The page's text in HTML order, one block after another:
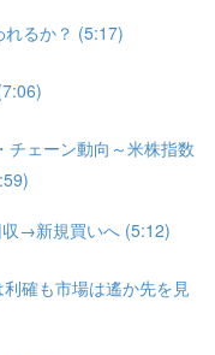
るか？ (5:17)
チェーン動向～米株指数
→新規買いへ (5:12)
確も市場は遙か先を見